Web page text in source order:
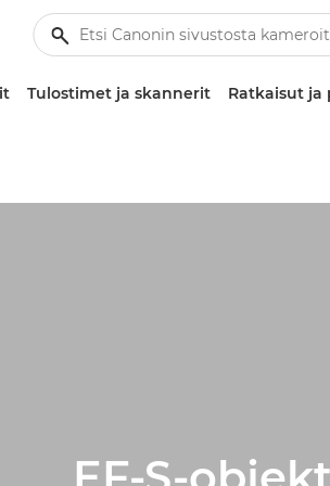
Tulostimet ja skannerit Ratkaisut ja